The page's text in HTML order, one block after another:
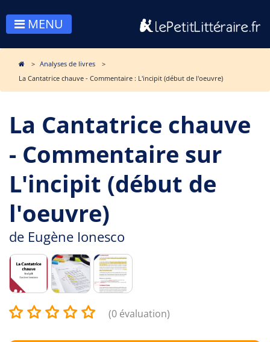
MENU
Analyses de livres
La Cantatrice chauve - Commentaire : L'incipit (début de l'oeuvre)
La Cantatrice chauve
- Commentaire sur
L'incipit (début de
l'oeuvre)
de Eugène Ionesco
(0 évaluation)